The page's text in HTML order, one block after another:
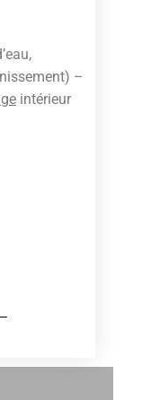
–
intérieur